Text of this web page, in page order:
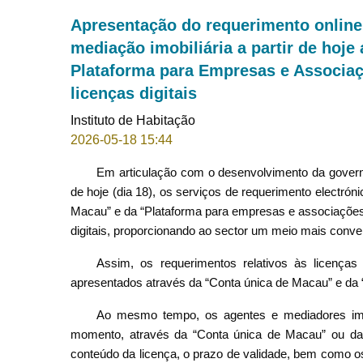
Apresentação do requerimento
mediação imobiliária a partir de hoje
Plataforma para Empresas e
licenças digitais
Instituto de Habitação
2026-05-18 15:44
Em articulação com o desenvolvimento da
de hoje (dia 18), os serviços de requerimento
Macau” e da “Plataforma para empresas e
digitais, proporcionando ao sector um meio mais
Assim, os requerimentos relativos às
apresentados através da “Conta única de Macau” e
Ao mesmo tempo, os agentes e mediadores
momento, através da “Conta única de Macau” ou
conteúdo da licença, o prazo de validade, bem como